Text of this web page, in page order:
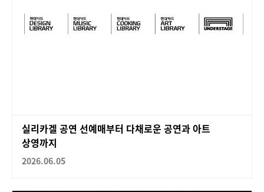
실리카겔 공연 선예매부터 다채로운 공연과 아트
상영까지
2026.06.05